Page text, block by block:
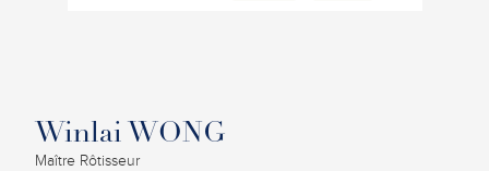
Winlai WONG
Maître Rôtisseur